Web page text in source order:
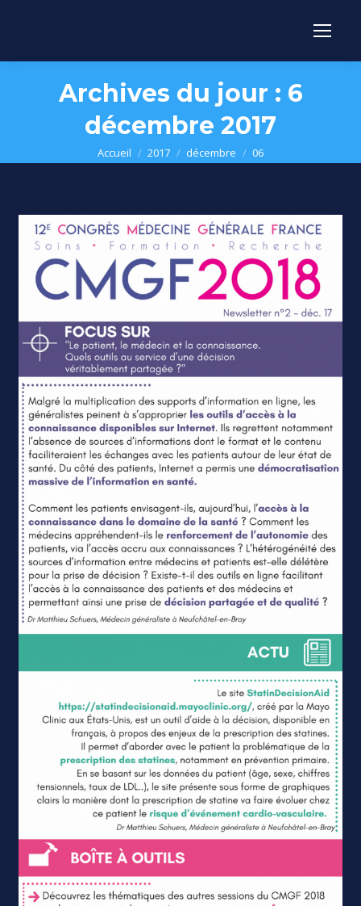
Archives du jour : 6
décembre 2017
Vous êtes ici :
Accueil 2017 décembre 06